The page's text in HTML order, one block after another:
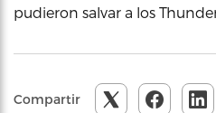
pudieron salvar a los
Compartir